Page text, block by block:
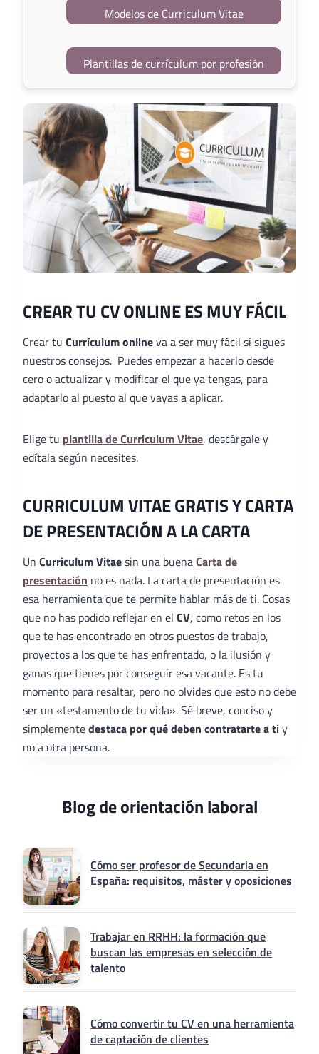
Modelos de Curriculum Vitae
Plantillas de currículum por profesión
CREAR TU CV ONLINE ES MUY FÁCIL
Crear tu Currículum onlineva a ser muy fácil si sigues
nuestros consejos. Puedes empezar a hacerlo desde
cero o actualizar y modificar el que ya tengas, para
adaptarlo al puesto al que vayas a aplicar.
Elige tu plantilla de Curriculum Vitae, descárgale y
edítala según necesites.
CURRICULUM VITAE GRATIS Y CARTA
DE PRESENTACIÓN A LA CARTA
Un Curriculum Vitaesin una buenaCarta de
presentación no es nada. La carta de presentación es
esa herramienta que te permite hablar más de ti. Cosas
que no has podido reflejar en el CV, como retos en los
que te has encontrado en otros puestos de trabajo,
proyectos a los que te has enfrentado, o la ilusión y
ganas que tienes por conseguir esa vacante. Es tu
momento para resaltar, pero no olvides que esto no debe
ser un «testamento de tu vida». Sé breve, conciso y
simplementedestaca por qué deben contratarte a tiy
no a otra persona.
Blog de orientación laboral
Cómo ser profesor de Secundaria en
España: requisitos, máster y oposiciones
Trabajar en RRHH: la formación que
buscan las empresas en selección de
talento
Cómo convertir tu CV en una herramienta
de captación de clientes